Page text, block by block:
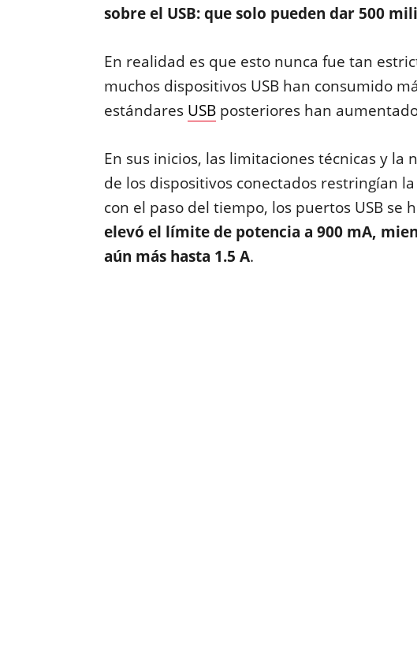
sobre el USB: que solo pueden dar 500
En realidad es que esto nunca fue tan
muchos dispositivos USB han consumido
estándares USBposteriores han
En sus inicios, las limitaciones técnicas y la
de los dispositivos conectados restringían
con el paso del tiempo, los puertos USB se
elevó el límite de potencia a 900 mA,
aún más hasta 1.5 A.